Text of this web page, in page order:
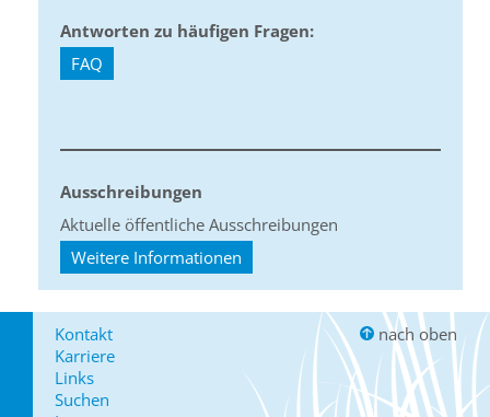
Antworten zu häufigen Fragen:
FAQ
Ausschreibungen
Aktuelle öffentliche Ausschreibungen
Weitere Informationen
Kontakt
Karriere
Links
Suchen
nach oben